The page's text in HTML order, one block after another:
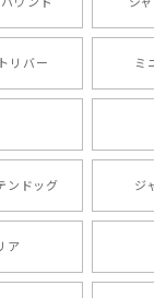
時の顔がそっくり
うございました。
リバー ミ
ンドッグ ジ
ア